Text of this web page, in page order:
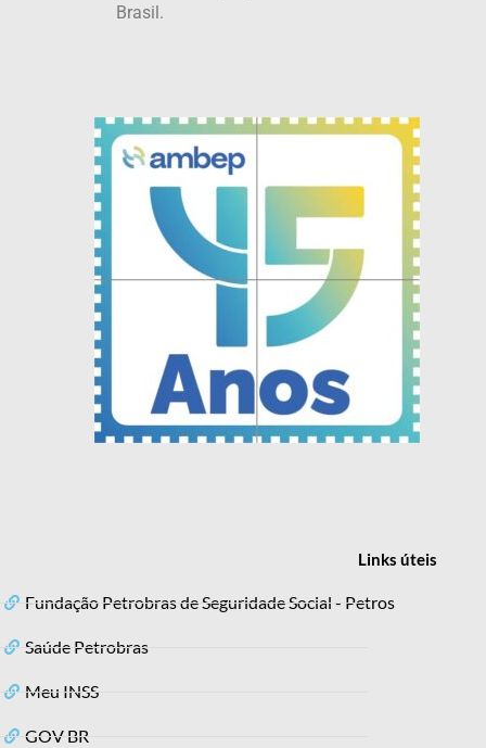
Brasil.
Linksúteis
Fundação Petrobras de Seguridade Social - Petros
Saúde Petrobras
Meu INSS
GOV BR